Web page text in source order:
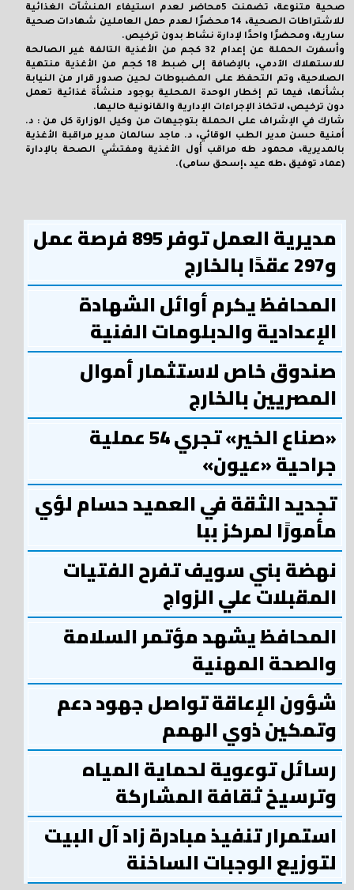
صحية متنوعة، تضمنت 5محاضر لعدم استيفاء المنشآت الغذائية
للاشتراطات الصحية، 14 محضرًا لعدم حمل العاملين شهادات صحية
سارية، ومحضرًا واحدًا لإدارة نشاط بدون ترخيص.
وأسفرت الحملة عن إعدام 32 كجم من الأغذية التالفة غير الصالحة
للاستهلاك الآدمي، بالإضافة إلى ضبط 18 كجم من الأغذية منتهية
الصلاحية، وتم التحفظ على المضبوطات لحين صدور قرار من النيابة
بشأنها، فيما تم إخطار الوحدة المحلية بوجود منشأة غذائية تعمل
دون ترخيص، لاتخاذ الإجراءات الإدارية والقانونية حاليها.
شارك في الإشراف على الحملة بتوجيهات من وكيل الوزارة كل من : د.
أمنية حسن مدير الطب الوقائي، د. ماجد سالمان مدير مراقبة الأغذية
بالمديرية، محمود طه مراقب أول الأغذية ومفتشي الصحة بالإدارة
(عماد توفيق ،طه عيد ،إسحق سامى).
مديرية العمل توفر 895 فرصة عمل
و297 عقدًا بالخارج
المحافظ يكرم أوائل الشهادة
الإعدادية والدبلومات الفنية
صندوق خاص لاستثمار أموال
المصريين بالخارج
«صناع الخير» تجري 54 عملية
جراحية «عيون»
تجديد الثقة في العميد حسام لؤي
مأمورًا لمركز ببا
نهضة بني سويف تفرح الفتيات
المقبلات علي الزواج
المحافظ يشهد مؤتمر السلامة
والصحة المهنية
شؤون الإعاقة تواصل جهود دعم
وتمكين ذوي الهمم
رسائل توعوية لحماية المياه
وترسيخ ثقافة المشاركة
استمرار تنفيذ مبادرة زاد آل البيت
لتوزيع الوجبات الساخنة